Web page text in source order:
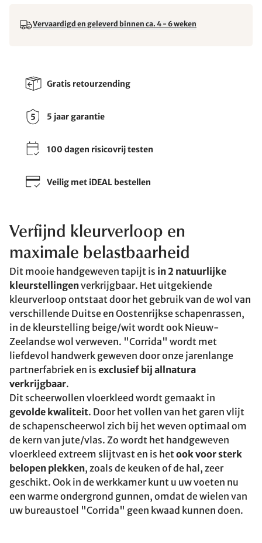
Vervaardigd en geleverd binnen ca. 4 - 6 weken
Gratis retourzending
5 jaar garantie
100 dagen risicovrij testen
Veilig met iDEAL bestellen
Verfijnd kleurverloop en
maximale belastbaarheid
Dit mooie handgeweven tapijt is in 2 natuurlijke
kleurstellingenverkrijgbaar. Het uitgekiende
kleurverloop ontstaat door het gebruik van de wol van
verschillende Duitse en Oostenrijkse schapenrassen,
in de kleurstelling beige/wit wordt ook Nieuw-
Zeelandse wol verweven. "Corrida" wordt met
liefdevol handwerk geweven door onze jarenlange
partnerfabriek en is exclusief bij allnatura
verkrijgbaar.
Dit scheerwollen vloerkleed wordt gemaakt in
gevolde kwaliteit. Door het vollen van het garen vlijt
de schapenscheerwol zich bij het weven optimaal om
de kern van jute/vlas. Zo wordt het handgeweven
vloerkleed extreem slijtvast en is hetook voor sterk
belopen plekken, zoals de keuken of de hal, zeer
geschikt. Ook in de werkkamer kunt u uw voeten nu
een warme ondergrond gunnen, omdat de wielen van
uw bureaustoel "Corrida" geen kwaad kunnen doen.